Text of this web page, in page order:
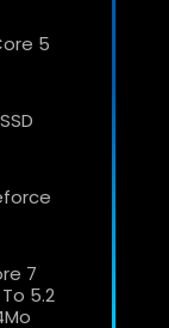
5
7
5.2